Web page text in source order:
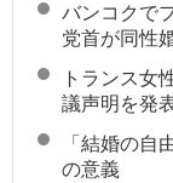
バンコクで
党首が同性
トランス女
議声明を発
「結婚の自
の意義